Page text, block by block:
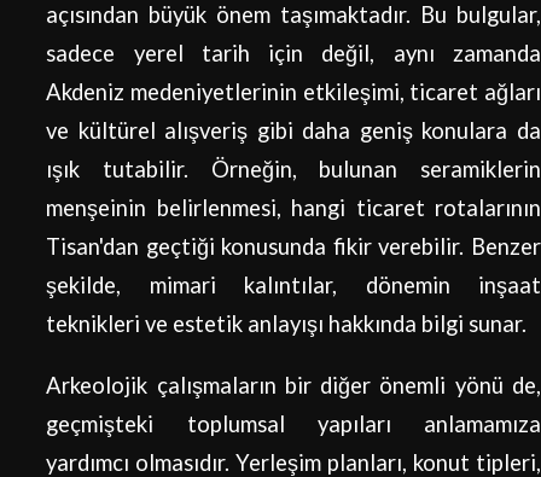
açısından büyük önem taşımaktadır. Bu bulgular,
sadece yerel tarih için değil, aynı zamanda
Akdeniz medeniyetlerinin etkileşimi, ticaret ağları
ve kültürel alışveriş gibi daha geniş konulara da
ışık tutabilir. Örneğin, bulunan seramiklerin
menşeinin belirlenmesi, hangi ticaret rotalarının
Tisan'dan geçtiği konusunda fikir verebilir. Benzer
şekilde, mimari kalıntılar, dönemin inşaat
teknikleri ve estetik anlayışı hakkında bilgi sunar.
Arkeolojik çalışmaların bir diğer önemli yönü de,
geçmişteki toplumsal yapıları anlamamıza
yardımcı olmasıdır. Yerleşim planları, konut tipleri,